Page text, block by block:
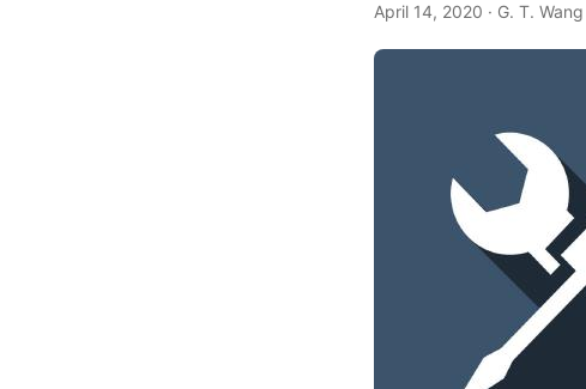
April 14, 2020 · G. T. Wang